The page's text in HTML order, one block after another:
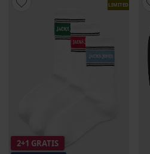
LIMITED
2+1 GRATIS